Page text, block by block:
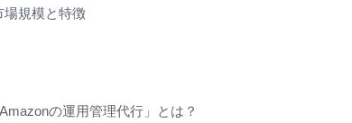
場規模と特徴
の運用管理代行」とは？